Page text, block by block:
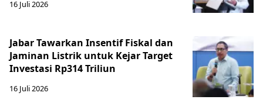
16 Juli 2026
Jabar Tawarkan Insentif Fiskal dan
Jaminan Listrik untuk Kejar Target
Investasi Rp314 Triliun
16 Juli 2026